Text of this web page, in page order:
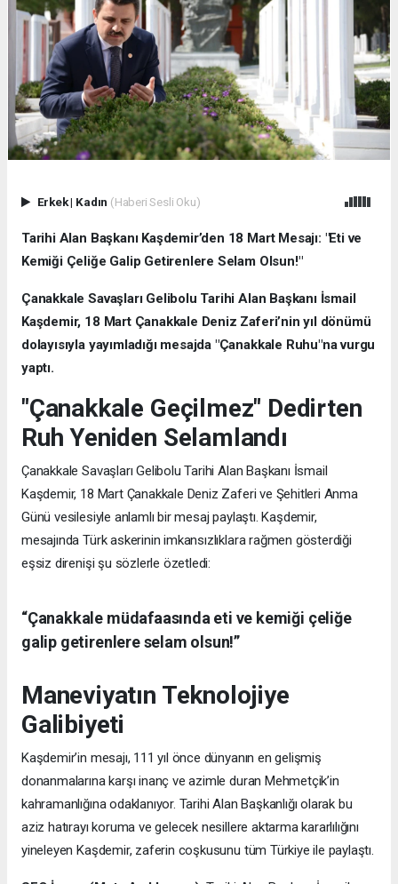
Erkek| Kadın (Haberi Sesli Oku)
Tarihi Alan Başkanı Kaşdemir’den 18 Mart Mesajı: "Eti ve
Kemiği Çeliğe Galip Getirenlere Selam Olsun!"
Çanakkale Savaşları Gelibolu Tarihi Alan Başkanı İsmail
Kaşdemir, 18 Mart Çanakkale Deniz Zaferi’nin yıl dönümü
dolayısıyla yayımladığı mesajda "Çanakkale Ruhu"na vurgu
yaptı.
"Çanakkale Geçilmez" Dedirten
Ruh Yeniden Selamlandı
Çanakkale Savaşları Gelibolu Tarihi Alan Başkanı İsmail
Kaşdemir, 18 Mart Çanakkale Deniz Zaferi ve Şehitleri Anma
Günü vesilesiyle anlamlı bir mesaj paylaştı. Kaşdemir,
mesajında Türk askerinin imkansızlıklara rağmen gösterdiği
eşsiz direnişi şu sözlerle özetledi:
“Çanakkale müdafaasında eti ve kemiği çeliğe
galip getirenlere selam olsun!”
Maneviyatın Teknolojiye
Galibiyeti
Kaşdemir’in mesajı, 111 yıl önce dünyanın en gelişmiş
donanmalarına karşı inanç ve azimle duran Mehmetçik’in
kahramanlığına odaklanıyor. Tarihi Alan Başkanlığı olarak bu
aziz hatırayı koruma ve gelecek nesillere aktarma kararlılığını
yineleyen Kaşdemir, zaferin coşkusunu tüm Türkiye ile paylaştı.